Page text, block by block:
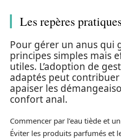
Les repères
Pour gérer un anus qui
principes simples mais
utiles. L’adoption de
adaptés peut
apaiser les
confort anal.
Commencer par l’eau tiède et
Éviter les produits parfumés et